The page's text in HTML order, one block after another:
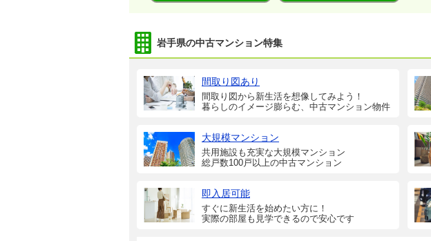
岩手県の中古マンション特集
間取り図あり
間取り図から新生活を想像してみよう！
暮らしのイメージ膨らむ、中古マンション物件
大規模マンション
共用施設も充実な大規模マンション
総戸数100戸以上の中古マンション
即入居可能
すぐに新生活を始めたい方に！
実際の部屋も見学できるので安心です